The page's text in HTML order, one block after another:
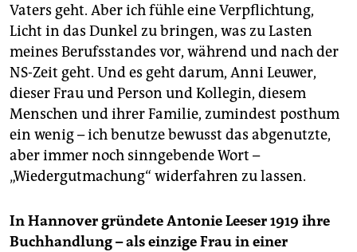
Vaters geht. Aber ich fühle eine Verpflichtung,
Licht in das Dunkel zu bringen, was zu Lasten
meines Berufsstandes vor, während und nach der
NS-Zeit geht. Und es geht darum, Anni Leuwer,
dieser Frau und Person und Kollegin, diesem
Menschen und ihrer Familie, zumindest posthum
ein wenig – ich benutze bewusst das abgenutzte,
aber immer noch sinngebende Wort –
„Wiedergutmachung“ widerfahren zu lassen.
In Hannover gründete Antonie Leeser 1919 ihre
Buchhandlung – als einzige Frau in einer